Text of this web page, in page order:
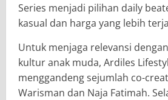
Series menjadi pilihan daily
kasual dan harga yang lebih
Untuk menjaga relevansi
kultur anak muda, Ardiles
menggandeng sejumlah co-
Warisman dan Naja Fatimah.